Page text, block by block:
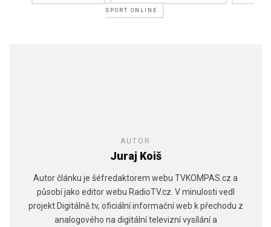
SPORT ONLINE
AUTOR
Juraj Koiš
Autor článku je šéfredaktorem webu TVKOMPAS.cz a
působí jako editor webu RadioTV.cz. V minulosti vedl
projekt Digitálně.tv, oficiální informační web k přechodu z
analogového na digitální televizní vysílání a